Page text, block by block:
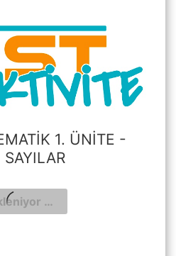
1. ÜNITE -
SAYILAR